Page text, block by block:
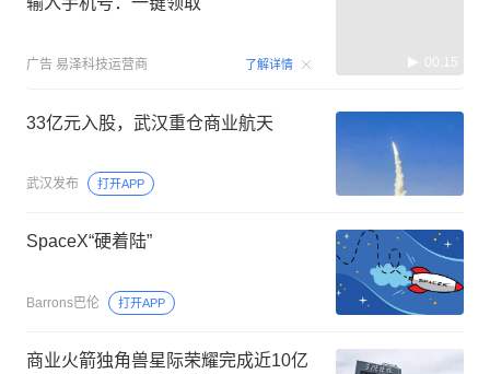
广告 易泽科技运营商 了解详情 00:15
33亿元入股，武汉重仓商业航天
武汉发布 打开APP
SpaceX“硬着陆”
Barrons巴伦 打开APP
商业火箭独角兽星际荣耀完成近10亿